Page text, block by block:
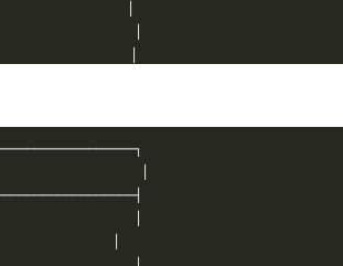
│
│